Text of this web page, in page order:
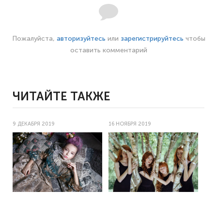
Пожалуйста, авторизуйтесь или зарегистрируйтесь чтобы
оставить комментарий
ЧИТАЙТЕ ТАКЖЕ
9 ДЕКАБРЯ 2019 16 НОЯБРЯ 2019